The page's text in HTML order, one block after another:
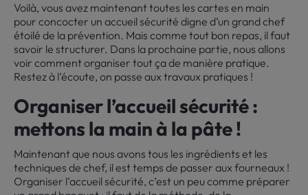
Voilà, vous avez maintenant toutes les cartes en main
pour concocter un accueil sécurité digne d’un grand chef
étoilé de la prévention. Mais comme tout bon repas, il faut
savoir le structurer. Dans la prochaine partie, nous allons
voir comment organiser tout ça de manière pratique.
Restez à l’écoute, on passe aux travaux pratiques !
Organiser l’accueil sécurité :
mettons la main à la pâte !
Maintenant que nous avons tous les ingrédients et les
techniques de chef, il est temps de passer aux fourneaux !
Organiser l’accueil sécurité, c’est un peu comme préparer